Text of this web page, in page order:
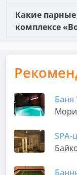
Какие парные
комплексе
Баня